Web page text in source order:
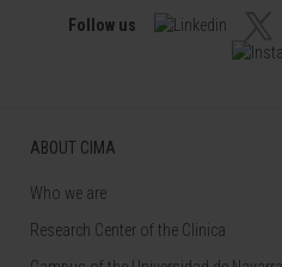
Follow us
ABOUT CIMA
Who we are
Research Center of the Clinica